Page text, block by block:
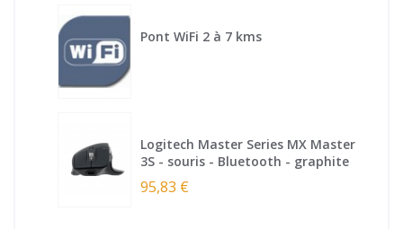
Pont WiFi 2 à 7 kms
Logitech Master Series MX Master
3S - souris - Bluetooth - graphite
95,83 €